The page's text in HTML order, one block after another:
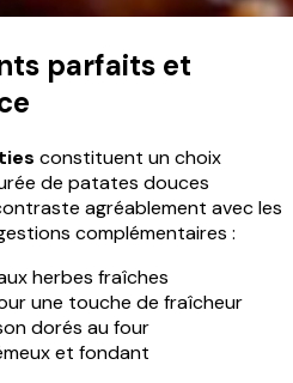
parfaits et
constituent un choix
de patates douces
agréablement avec les
complémentaires :
herbes fraîches
une touche de fraîcheur
dorés au four
et fondant